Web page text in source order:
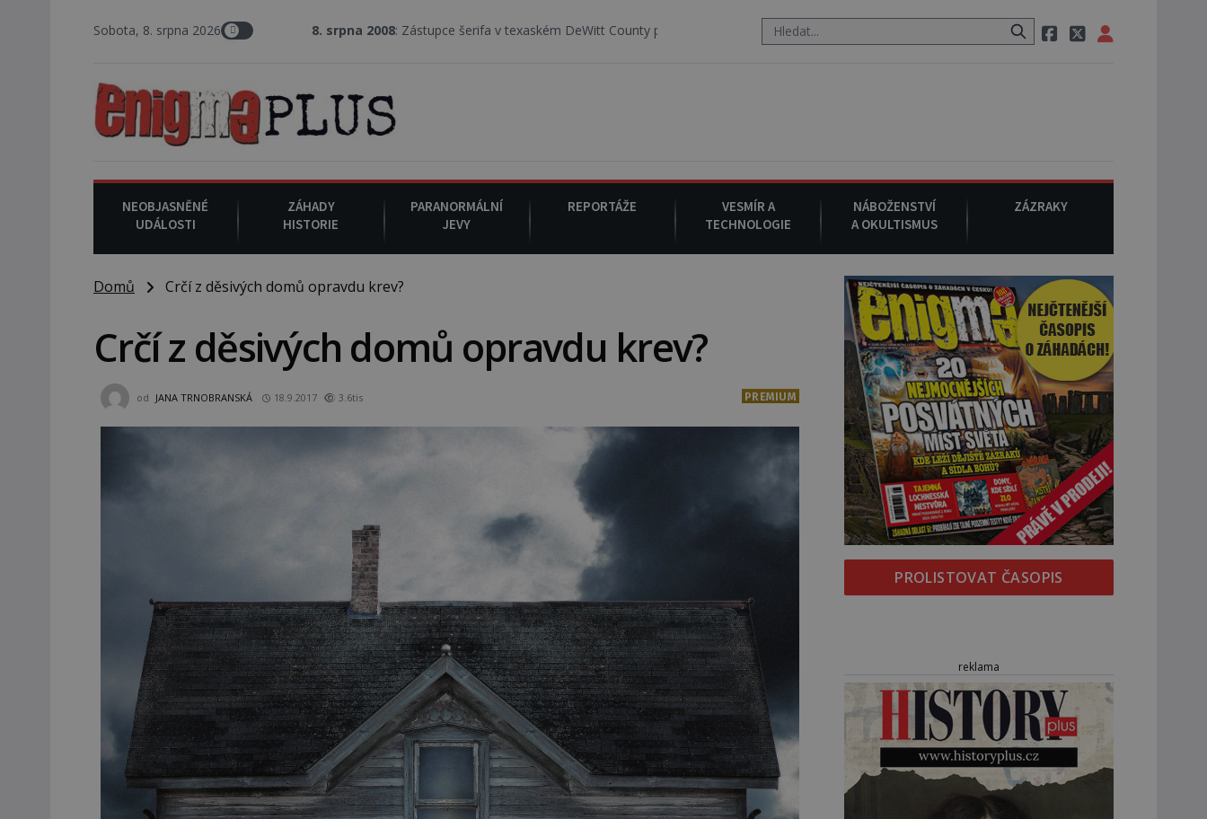
Sobota, 8. srpna 20268. srpna 2008 : Zástupce šerifa v texaském DeWitt County pořizuje video, na kterém před jeho vozem po cestě utíká zvláštní psovitá šelma, údajně bájná čupakabra.
NEOBJASNĚNÉ
UDÁLOSTI
ZÁHADY
HISTORIE
PARANORMÁLNÍ
JEVY
REPORTÁŽE
VESMÍR A
TECHNOLOGIE
NÁBOŽENSTVÍ
A OKULTISMUS
ZÁZRAKY
Domů Crčí z děsivých domů opravdu krev?
Crčí z děsivých domů opravdu krev?
od JANA TRNOBRANSKÁ 18.9.2017 3.6tis PREMIUM
PROLISTOVAT ČASOPIS
reklama